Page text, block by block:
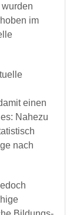
im
einen
Nahezu
nach